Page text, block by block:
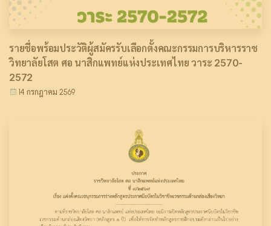
รายชื่อพร้อมประวัติผู้สมัครรับเลือกตั้งคณะกรรมการบริหารราช
วิทยาลัยโสต ศอ นาสิกแพทย์แห่งประเทศไทย วาระ 2570-
2572
14 กรกฎาคม 2569